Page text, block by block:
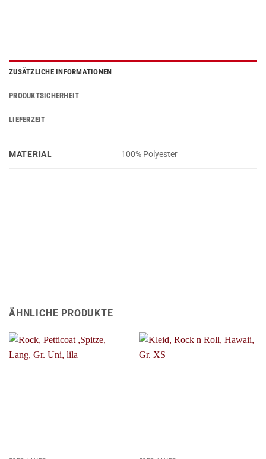
ZUSÄTZLICHE INFORMATIONEN
PRODUKTSICHERHEIT
LIEFERZEIT
MATERIAL 100% Polyester
ÄHNLICHE PRODUKTE